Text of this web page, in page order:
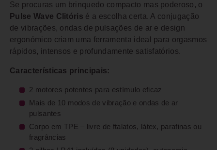
Se procuras um brinquedo compacto mas poderoso, o
Pulse Wave Clitóris é a escolha certa. A conjugação
de vibrações, ondas de pulsações de ar e design
ergonómico criam uma ferramenta ideal para orgasmos
rápidos, intensos e profundamente satisfatórios.
Características principais:
2 motores potentes para estímulo eficaz
Mais de 10 modos de vibração e ondas de ar
pulsantes
Corpo em TPE – livre de ftalatos, látex, parafinas ou
fragrâncias